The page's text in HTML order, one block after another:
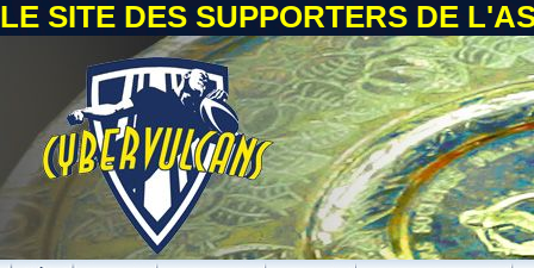
LE SITE DES SUPPORTERS DE